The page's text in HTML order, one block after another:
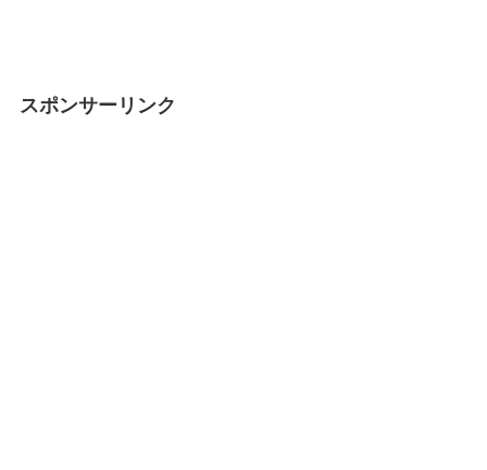
スポンサーリンク